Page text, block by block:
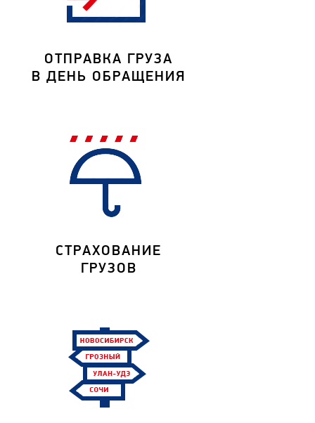
ОТПРАВКА ГРУЗА
В ДЕНЬ ОБРАЩЕНИЯ
СТРАХОВАНИЕ
ГРУЗОВ